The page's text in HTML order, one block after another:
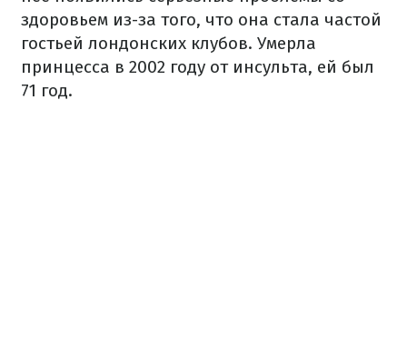
здоровьем из-за того, что она стала частой
гостьей лондонских клубов. Умерла
принцесса в 2002 году от инсульта, ей был
71 год.